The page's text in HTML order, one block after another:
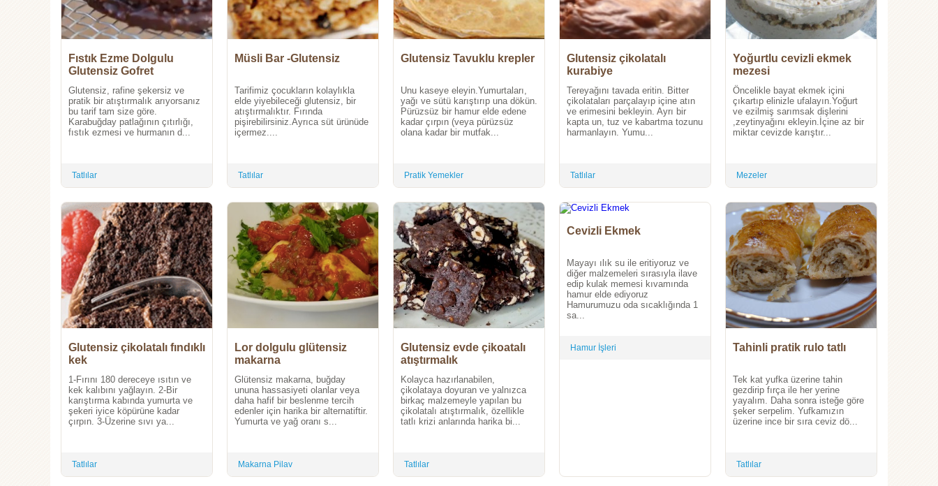
Fıstık Ezme Dolgulu
Glutensiz Gofret
Glutensiz, rafine şekersiz ve
pratik bir atıştırmalık arıyorsanız
bu tarif tam size göre.
Karabuğday patlağının çıtırlığı,
fıstık ezmesi ve hurmanın d...
Tatlılar
Müsli Bar -Glutensiz
Tarifimiz çocukların kolaylıkla
elde yiyebileceği glutensiz, bir
atıştırmalıktır. Fırında
pişirebilirsiniz.Ayrıca süt ürünüde
içermez....
Tatlılar
Glutensiz Tavuklu krepler
Unu kaseye eleyin.Yumurtaları,
yağı ve sütü karıştırıp una dökün.
Pürüzsüz bir hamur elde edene
kadar çırpın (veya pürüzsüz
olana kadar bir mutfak...
Pratik Yemekler
Glutensiz çikolatalı
kurabiye
Tereyağını tavada eritin. Bitter
çikolataları parçalayıp içine atın
ve erimesini bekleyin. Ayrı bir
kapta un, tuz ve kabartma tozunu
harmanlayın. Yumu...
Tatlılar
Yoğurtlu cevizli ekmek
mezesi
Öncelikle bayat ekmek içini
çıkartıp elinizle ufalayın.Yoğurt
ve ezilmiş sarımsak dişlerini
,zeytinyağını ekleyin.İçine az bir
miktar cevizde karıştır...
Mezeler
Glutensiz çikolatalı fındıklı
kek
1-Fırını 180 dereceye ısıtın ve
kek kalıbını yağlayın. 2-Bir
karıştırma kabında yumurta ve
şekeri iyice köpürüne kadar
çırpın. 3-Üzerine sıvı ya...
Tatlılar
Lor dolgulu glütensiz
makarna
Glütensiz makarna, buğday
ununa hassasiyeti olanlar veya
daha hafif bir beslenme tercih
edenler için harika bir alternatiftir.
Yumurta ve yağ oranı s...
Makarna Pilav
Glutensiz evde çikoatalı
atıştırmalık
Kolayca hazırlanabilen,
çikolataya doyuran ve yalnızca
birkaç malzemeyle yapılan bu
çikolatalı atıştırmalık, özellikle
tatlı krizi anlarında harika bi...
Tatlılar
Cevizli Ekmek
Mayayı ılık su ile eritiyoruz ve
diğer malzemeleri sırasıyla ilave
edip kulak memesi kıvamında
hamur elde ediyoruz
Hamurumuzu oda sıcaklığında 1
sa...
Hamur İşleri Tahinli pratik rulo tatlı
Tek kat yufka üzerine tahin
gezdirip fırça ile her yerine
yayalım. Daha sonra isteğe göre
şeker serpelim. Yufkamızın
üzerine ince bir sıra ceviz dö...
Tatlılar